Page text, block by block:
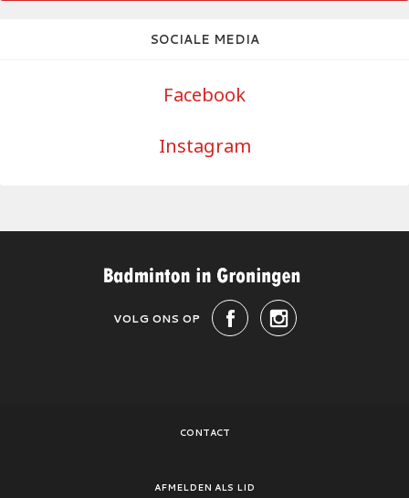
SOCIALE MEDIA
Facebook
Instagram
VOLG ONS OP
CONTACT
AFMELDEN ALS LID